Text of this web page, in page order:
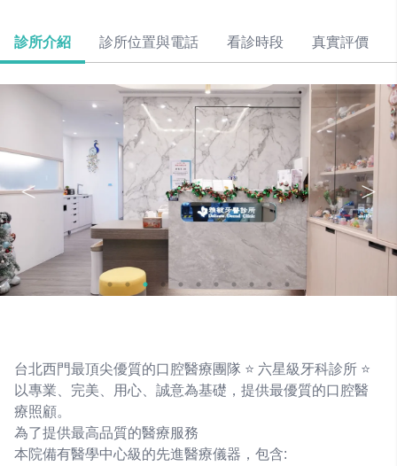
診所介紹 診所位置與電話 看診時段 真實評價
台北西門最頂尖優質的口腔醫療團隊 ⭐️ 六星級牙科診所 ⭐️
以專業、完美、用心、誠意為基礎，提供最優質的口腔醫
療照顧。
為了提供最高品質的醫療服務
本院備有醫學中心級的先進醫療儀器，包含: